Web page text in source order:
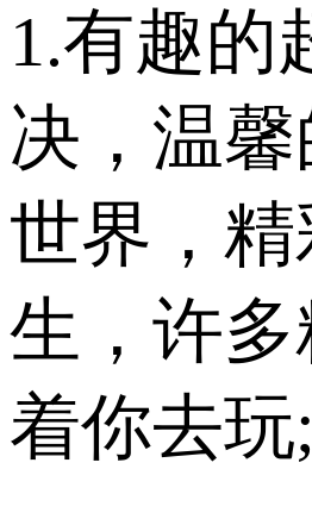
1.有趣的
决，温
世界，精
生，许
着你去玩;